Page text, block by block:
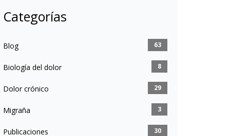
Categorías
Blog 63
Biología del dolor 8
Dolor crónico 29
Migraña 3
Publicaciones 30